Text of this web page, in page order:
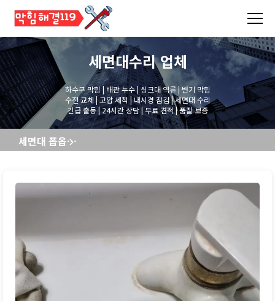
세면대수리업체
하수구 막힘 | 배관 누수 | 싱크대 역류 | 변기 막힘
수전 교체 | 고압 세척 | 내시경 점검 | 세면대 수리
긴급 출동 | 24시간 상담 | 무료 견적 | 품질 보증
세면대 폽옵교체